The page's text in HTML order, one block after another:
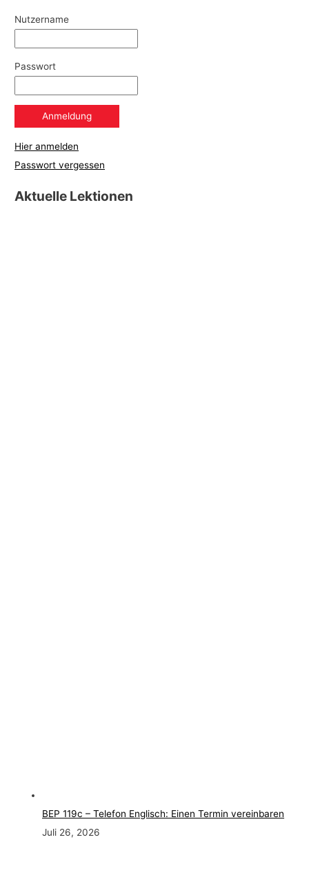
Nutzername
Passwort
Hier anmelden
Passwort vergessen
Aktuelle Lektionen
BEP 119c – Telefon Englisch: Einen Termin vereinbaren
Juli 26, 2026